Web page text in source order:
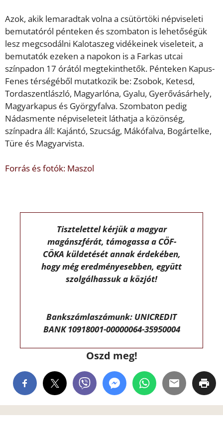
Azok, akik lemaradtak volna a csütörtöki népviseleti
bemutatóról pénteken és szombaton is lehetőségük
lesz megcsodálni Kalotaszeg vidékeinek viseleteit, a
bemutatók ezeken a napokon is a Farkas utcai
színpadon 17 órától megtekinthetők. Pénteken Kapus-
Fenes térségéből mutatkozik be: Zsobok, Ketesd,
Tordaszentlászló, Magyarlóna, Gyalu, Gyerővásárhely,
Magyarkapus és Györgyfalva. Szombaton pedig
Nádasmente népviseleteit láthatja a közönség,
színpadra áll: Kajántó, Szucság, Mákófalva, Bogártelke,
Türe és Magyarvista.
Forrás és fotók: Maszol
Tisztelettel kérjük a magyar
magánszférát, támogassa a CÖF-
CÖKA küldetését annak érdekében,
hogy még eredményesebben, együtt
szolgálhassuk a közjót!
Bankszámlaszámunk: UNICREDIT
BANK 10918001-00000064-35950004
Oszd meg!